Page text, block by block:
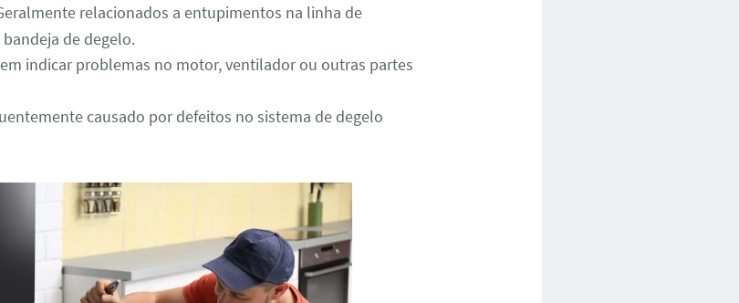
relacionados a entupimentos na linha de
de degelo.
indicar problemas no motor, ventilador ou outras partes
causado por defeitos no sistema de degelo